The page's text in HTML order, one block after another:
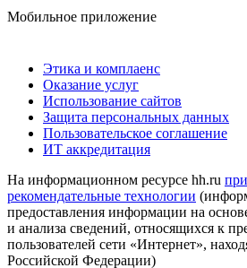
Мобильное приложение
Этика и комплаенс
Оказание услуг
Использование сайтов
Защита персональных данных
Пользовательское соглашение
ИТ аккредитация
На информационном ресурсе hh.ru
рекомендательные технологии
предоставления информации на
и анализа сведений, относящихся к
пользователей сети «Интернет»,
Российской Федерации)